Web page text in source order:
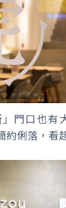
」門口也有
約俐落，看